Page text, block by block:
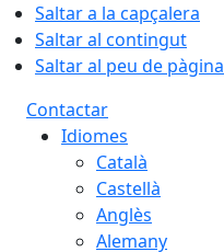
Saltar a la capçalera
Saltar al contingut
Saltar al peu de pàgina
Contactar
Idiomes
Català
Castellà
Anglès
Alemany